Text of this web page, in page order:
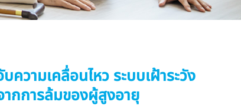
บความเคลื่อนไหวระบบเฝ้าระวัง
กการล้มของผู้สูงอายุ